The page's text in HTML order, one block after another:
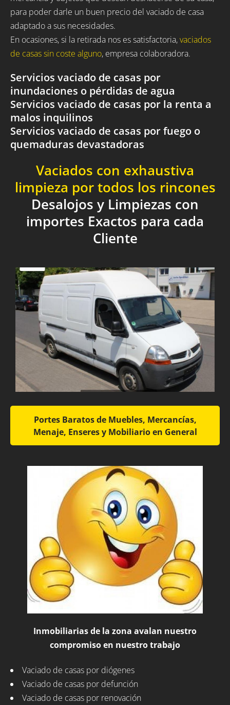
para poder darle un buen precio del vaciado de casa
adaptado a sus necesidades.
En ocasiones, si la retirada nos es satisfactoria,vaciados
de casas sin coste alguno, empresa colaboradora.
Servicios vaciado de casas por
inundaciones o pérdidas de agua
Servicios vaciado de casas por la renta a
malos inquilinos
Servicios vaciado de casas por fuego o
quemaduras devastadoras
Vaciados con exhaustiva
limpieza por todos los rincones
Desalojos y Limpiezas con
importes Exactos para cada
Cliente
Portes Baratos de Muebles, Mercancías,
Menaje, Enseres y Mobiliario en General
Inmobiliarias de la zona avalan nuestro
compromiso en nuestro trabajo
Vaciado de casas por diógenes
Vaciado de casas por defunción
Vaciado de casas por renovación